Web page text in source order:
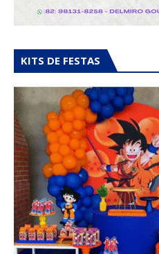
KITS DE FESTAS